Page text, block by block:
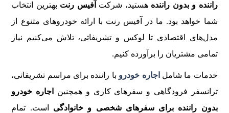
راننده و بدون راننده هستید، شرکت آفیس رنت بهترین انتخاب
شما خواهد بود. ما در آفیس رنت با ارائه خودروهای متنوع از
مدل‌های اقتصادی تا لوکس و تشریفاتی، تلاش می‌کنیم نیاز
تمامی مشتریان را برآورده کنیم.
خدمات ما شامل اجاره خودرو با راننده برای مراسم تشریفاتی،
ترانسفر فرودگاهی و سفرهای کاری و همچنین
اجاره خودرو
بدون راننده برای سفرهای شخصی و خانوادگی است. تمام